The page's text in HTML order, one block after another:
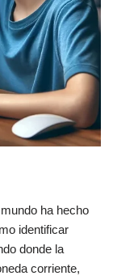
ha hecho
identificar
donde la
corriente,